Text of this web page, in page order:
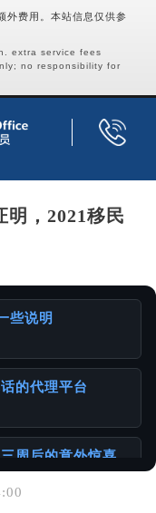
外费用。本站信息仅供参
extra service fees
no responsibility for
明，2021移民
些说明
的代理平台
周后的意外惊喜